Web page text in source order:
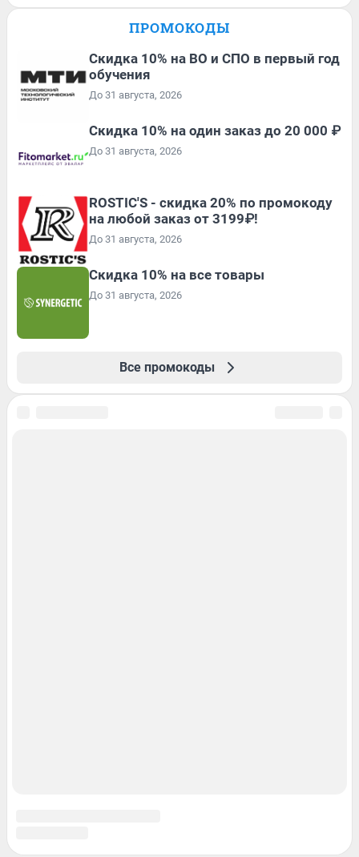
ПРОМОКОДЫ
Скидка 10% на ВО и СПО в первый год
обучения
До 31 августа, 2026
Скидка 10% на один заказ до 20 000 ₽
До 31 августа, 2026
ROSTIC'S - скидка 20% по промокоду
на любой заказ от 3199₽!
До 31 августа, 2026
Скидка 10% на все товары
До 31 августа, 2026
Все промокоды